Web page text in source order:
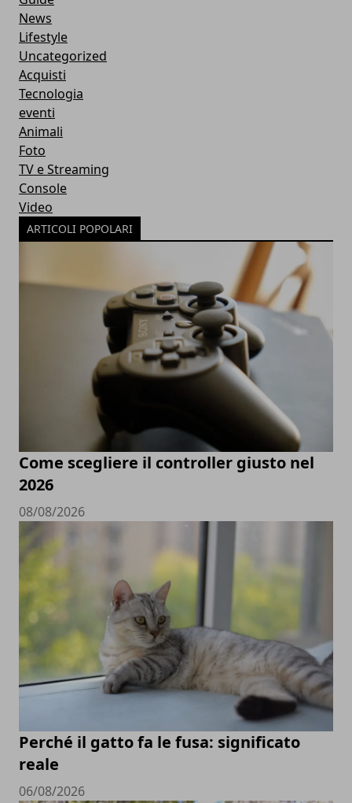
News
Lifestyle
Uncategorized
Acquisti
Tecnologia
eventi
Animali
Foto
TV e Streaming
Console
Video
ARTICOLI POPOLARI
Come scegliere il controller giusto nel
2026
08/08/2026
Perché il gatto fa le fusa: significato
reale
06/08/2026